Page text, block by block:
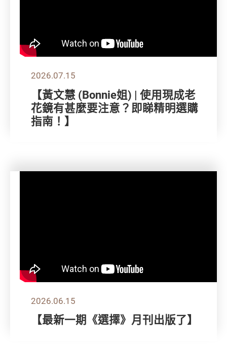
2026.07.15
【黃文慧 (Bonnie姐) | 使用現成老
花鏡有甚麼要注意？即睇精明選購
指南！】
2026.06.15
【最新一期《選擇》月刊出版了】